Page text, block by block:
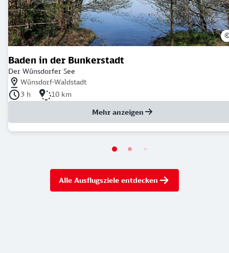
Baden in der Bunkerstadt
Der Wünsdorfer See
Nächstgelegener Bahnhof: Wünsdorf-Waldstadt
Wünsdorf-Waldstadt
Dauer der Tour: 3 Stunden
3 h Länge der Tour: 10 Kilometer
10 km
Mehr anzeigen
Alle Ausflugsziele entdecken